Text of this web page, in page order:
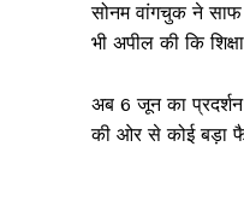
सोनम वांगचुक ने साफ
भी अपील की कि
अब 6 जून का
की ओर से कोई बड़ा